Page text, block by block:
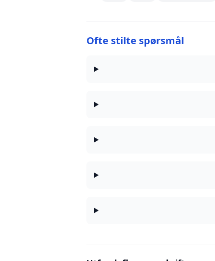
Ofte stilte spørsmål